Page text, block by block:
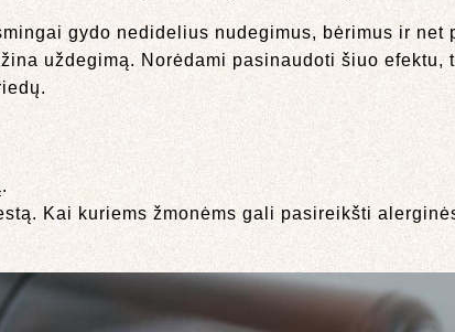
gydo nedidelius nudegimus, bėrimus ir net
uždegimą. Norėdami pasinaudoti šiuo
Kai kuriems žmonėms gali pasireikšti